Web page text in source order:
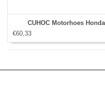
CUHOC Motorhoes
€60,33